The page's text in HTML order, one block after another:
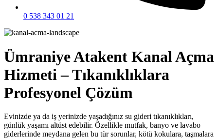
0 538 343 01 21
Ümraniye Atakent Kanal Açma
Hizmeti – Tıkanıklıklara
Profesyonel Çözüm
Evinizde ya da iş yerinizde yaşadığınız su gideri tıkanıklıkları,
günlük yaşamı altüst edebilir. Özellikle mutfak, banyo ve lavabo
giderlerinde meydana gelen bu tür sorunlar, kötü kokulara, taşmalara